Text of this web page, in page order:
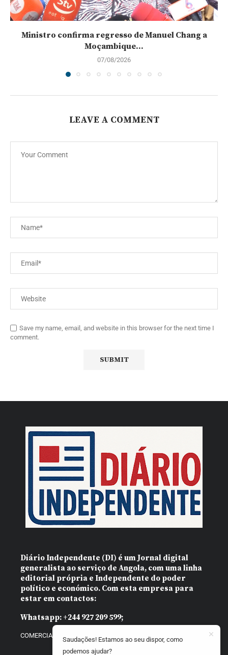
Ministro confirma regresso de Manuel Chang a
Moçambique...
07/08/2026
LEAVE A COMMENT
Save my name, email, and website in this browser for the next time I
comment.
Diário Independente (DI) é um Jornal digital
generalista ao serviço de Angola, com uma linha
editorial própria e Independente do poder
político e económico. Com esta empresa para
estar em contactos:
Whatsapp: +244 927 209 599;
COMERCIAL@DIARIOINDEPENDENTE.INFO
Saudações! Estamos ao seu dispor, como
podemos ajudar?